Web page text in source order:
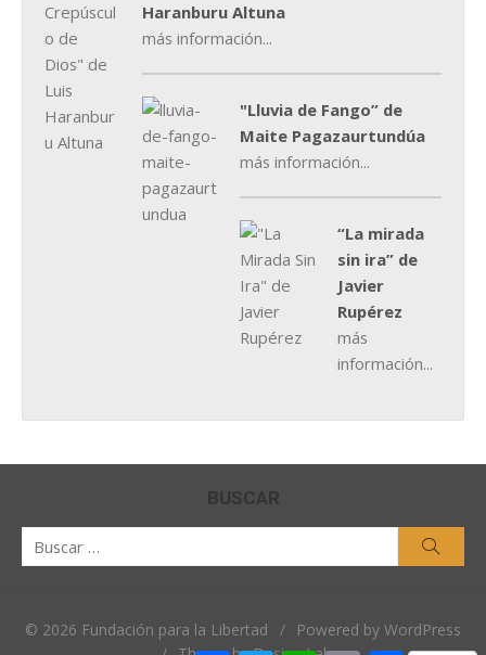
Haranburu Altuna
más información...
"Lluvia de Fango” de
Maite Pagazaurtundúa
más información...
“La mirada
sin ira” de
Javier
Rupérez
más
información...
BUSCAR
© 2026 Fundación para la Libertad /
Powered by WordPress